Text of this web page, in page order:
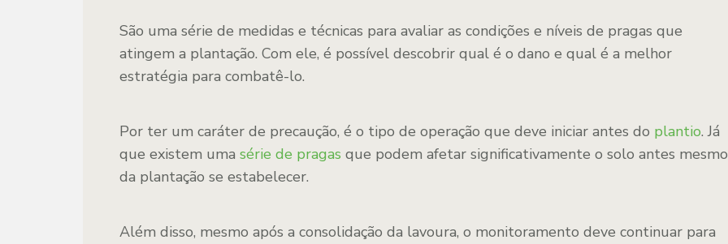
São uma série de medidas e técnicas para avaliar as condições e níveis de pragas que
atingem a plantação. Com ele, é possível descobrir qual é o dano e qual é a melhor
estratégia para combatê-lo.
Por ter um caráter de precaução, é o tipo de operação que deve iniciar antes do plantio. Já
que existem uma série de pragas que podem afetar significativamente o solo antes mesmo
da plantação se estabelecer.
Além disso, mesmo após a consolidação da lavoura, o monitoramento deve continuar para